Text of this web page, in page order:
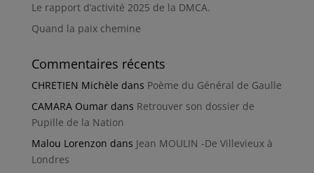
Le rapport d’activité 2025 de la DMCA.
Quand la paix chemine
Commentaires récents
CHRETIEN Michèle dans Poème du Général de Gaulle
CAMARA Oumardans Retrouver son dossier de
Pupille de la Nation
Malou Lorenzon dans Jean MOULIN -De Villevieux à
Londres